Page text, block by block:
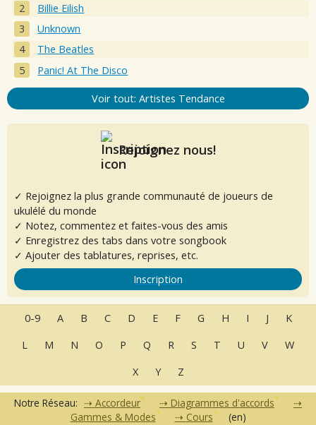
Billie Eilish
Unknown
The Beatles
Panic! At The Disco
Voir tout: Artistes Tendance
Rejoignez nous!
✓ Rejoignez la plus grande communauté de joueurs de
ukulélé du monde
✓ Notez, commentez et faites-vous des amis
✓ Enregistrez des tabs dans votre songbook
✓ Ajouter des tablatures, reprises, etc.
Inscription
0-9 A B C D E F G H I J
K
L
M N O P Q R S T U V
W
X
Y Z
Notre Réseau: Accordeur
Diagrammes d'accords
Gammes & Modes
Cours (en)